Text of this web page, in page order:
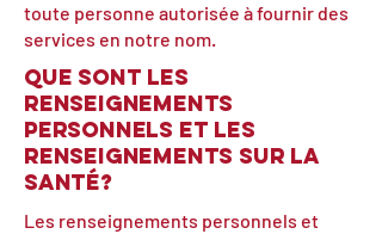
toute personne autorisée à fournir des
services en notre nom.
Que sont les
renseignements
personnels et les
renseignements sur la
santé?
Les renseignements personnels et